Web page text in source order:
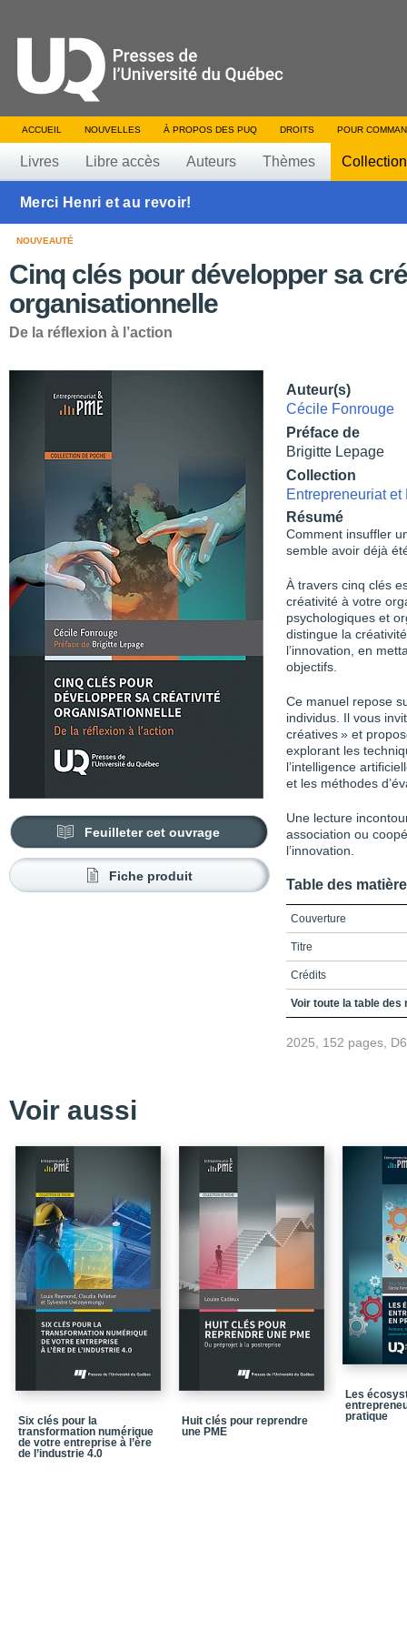
ACCUEIL NOUVELLES À PROPOS DES PUQ DROITS POUR
Livres Libre accès Auteurs Thèmes
Merci Henri et au revoir!
NOUVEAUTÉ
Cinq clés pour développer sa
organisationnelle
De la réflexion à l’action
Feuilleter cet ouvrage
Fiche produit
Auteur(s)
Cécile Fonrouge
Préface de
Brigitte Lepage
Collection
Entrepreneuriat et
Résumé
Comment insuffler
semble avoir déjà
À travers cinq clés
créativité à votre
psychologiques et
distingue la
l’innovation, en
objectifs.
Ce manuel repose
individus. Il vous
créatives » et
explorant les
l’intelligence
et les méthodes
Une lecture
association ou
l’innovation.
Table des
Couverture
Titre
Crédits
Préface
Introduction
Définir le cadre
Objectifs créatifs
Les erreurs de
Ce qu’est la créativité
Clé 2 / Être créatif :
L’approche
Pourquoi ? Pour
Pour qui ? Avec qui ?
Voir toute la table des
2025, 152 pages,
Voir aussi
Six clés pour la
transformation numérique
de votre entreprise à l’ère
de l’industrie 4.0
Huit clés pour reprendre
une PME
Les
pratique